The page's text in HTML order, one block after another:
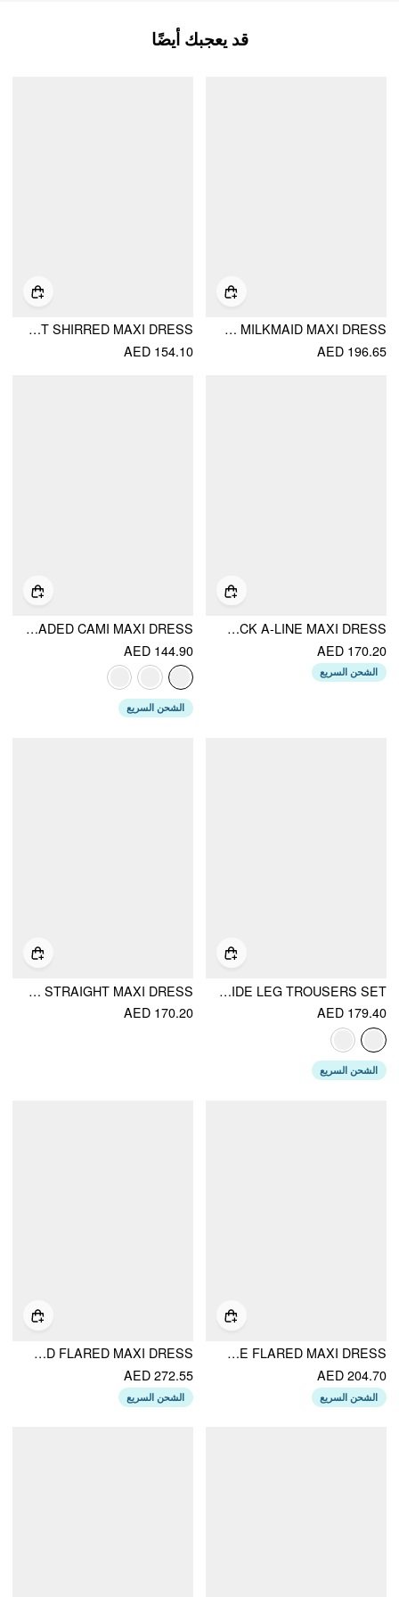
قد يعجبك أيضًا
OVERSIZED RUCHED BEADED STRAP DETAIL MILKMAID MAXI DRESS
AED 196.65
COTTON-BLEND SWEETHEART BOWKNOT CUT OUT SHIRRED MAXI DRESS
AED 154.10
CHIFFON ABSTRACT LACE TRIM SQUARE NECK A-LINE MAXI DRESS
AED 170.20
الشحن السريع
LINEN-BLEND SQUARE NECK KNOTTED BEADED CAMI MAXI DRESS
AED 144.90
الشحن السريع
SQUARE NECK OVERSIZED CAMI TOP & MID RISE WIDE LEG TROUSERS SET
AED 179.40
الشحن السريع
CHIFFON V-NECK LACE TRIM RUFFLED STRAIGHT MAXI DRESS
AED 170.20
LINEN-BLEND HALTER NECKLINE FLARED MAXI DRESS
AED 204.70
الشحن السريع
TEXTURED CHIFFON COLORBLOCK SQUARE NECK LACE PANEL OVERSIZED FLARED MAXI DRESS
AED 272.55
الشحن السريع